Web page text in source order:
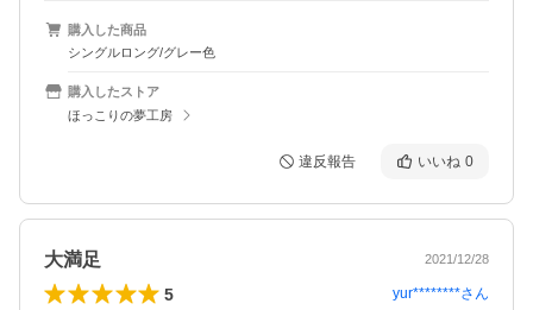
購入した商品
シングルロング/グレー色
購入したストア
ほっこりの夢工房
違反報告 いいね 0
大満足 2021/12/28
5 yur********さん